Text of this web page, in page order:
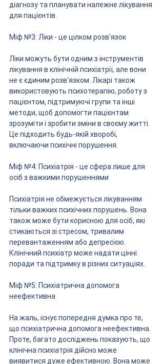
діагнозу та планувати належне лікування
для пацієнтів.
Міф №3: Ліки - це цілком розв'язок
Ліки можуть бути одним з інструментів
лікування в клінічній психіатрії, але вони
не є єдиним розв'язком. Лікарі також
використовують психотерапію, роботу з
пацієнтом, підтримуючі групи та інші
методи, щоб допомогти пацієнтам
зрозуміти і зробити зміни в своєму житті.
Це підходить будь-якій хворобі,
включаючи психічні порушення.
Міф №4: Психіатрія - це сфера лише для
осіб з важкими порушеннями
Психіатрія не обмежується лікуванням
тільки важких психічних порушень. Вона
також може бути корисною для осіб, які
стикаються зі стресом, тривалим
перевантаженням або депресією.
Клінічний психіатр може надати цінні
поради та підтримку в різних ситуаціях.
Міф №5: Психіатрична допомога
неефективна
На жаль, існує попередня думка про те,
що психіатрична допомога неефективна.
Проте, багато досліджень показують, що
клінічна психіатрія дійсно може
виявитися дуже ефективною. Вона може